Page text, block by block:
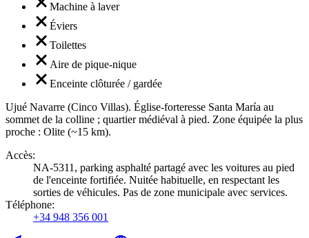
Machine à laver
Éviers
Toilettes
Aire de pique-nique
Enceinte clôturée / gardée
Ujué Navarre (Cinco Villas). Église-forteresse Santa María au
sommet de la colline ; quartier médiéval à pied. Zone équipée la plus
proche : Olite (~15 km).
Accès:
NA-5311, parking asphalté partagé avec les voitures au pied
de l'enceinte fortifiée. Nuitée habituelle, en respectant les
sorties de véhicules. Pas de zone municipale avec services.
Téléphone:
+34 948 356 001